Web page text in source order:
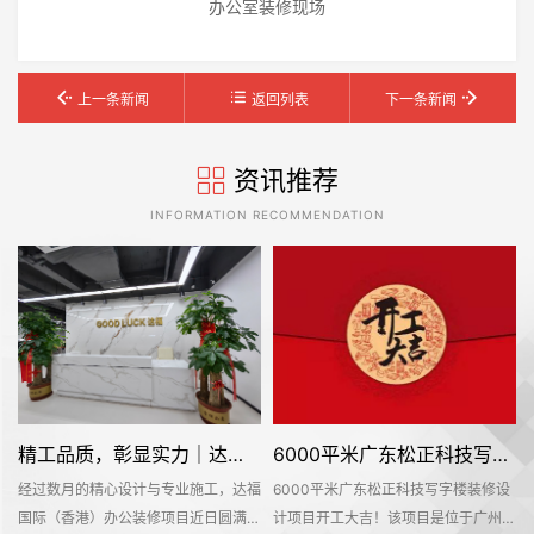
办公室装修现场
上一条新闻 返回列表 下一条新闻
资讯推荐
INFORMATION RECOMMENDATION
精工品质，彰显实力｜达福国际（香港）办公空间圆满交付
经过数月的精心设计与专业施工，达福
国际（香港）办公装修项目近日圆满竣
6000平米广东松正科技写字楼装修设计项目开工大吉
6000平米广东松正科技写字楼装修设
计项目开工大吉！该项目是位于广州市